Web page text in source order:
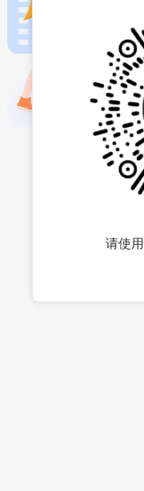
请使用